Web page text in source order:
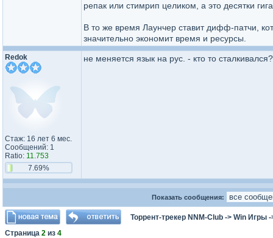
репак или стимрип целиком, а это десятки
В то же время Лаунчер ставит дифф-патчи,
значительно экономит время и ресурсы.
Redok
Стаж: 16 лет 6 мес.
Сообщений: 1
Ratio: 11.753
7.69%
не меняется язык на рус. - кто то сталкивался?
Показать сообщения:
Торрент-трекер NNM-Club -> Win Игры
Страница 2 из 4